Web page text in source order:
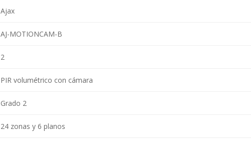
Ajax
AJ-MOTIONCAM-B
2
PIR volumétrico con cámara
Grado 2
24 zonas y 6 planos